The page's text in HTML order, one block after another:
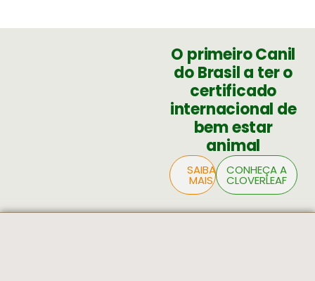
O primeiro Canil
do Brasil a ter o
certificado
internacional de
bem estar
animal
SAIBA
MAIS
CONHEÇA A
CLOVERLEAF